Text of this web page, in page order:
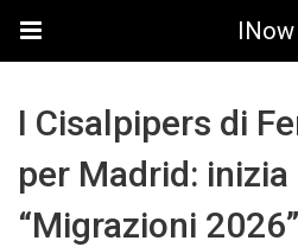
INow
I Cisalpipers di
per Madrid:
“Migrazioni 2026”